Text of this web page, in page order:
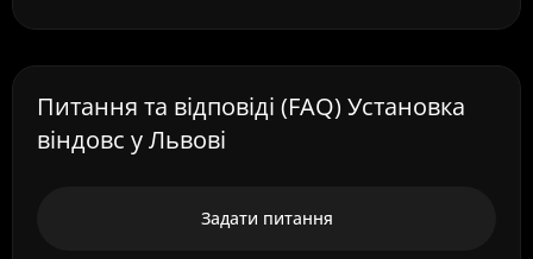
Питання та відповіді (FAQ) Установка
віндовс у Львові
Задати питання